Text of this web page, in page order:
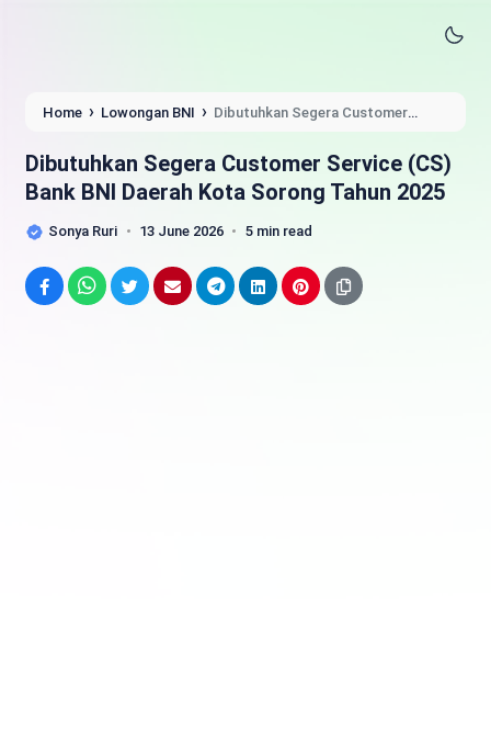
Home › Lowongan BNI › Dibutuhkan Segera Customer
Dibutuhkan Segera Customer Service (CS)
Bank BNI Daerah Kota Sorong Tahun 2025
Sonya Ruri 13 June 2026 5 min read